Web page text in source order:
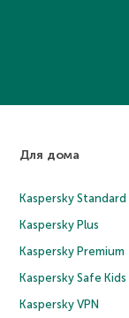
Для дома
Kaspersky Standard
Kaspersky Plus
Kaspersky Premium
Kaspersky Safe Kids
Kaspersky VPN